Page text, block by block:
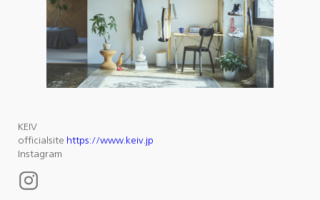
KEIV
officialsite https://www.keiv.jp
Instagram